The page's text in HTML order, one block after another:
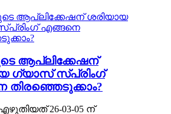
ആപ്ലിക്കേഷന്
ഗ്യാസ് സ്പ്രിംഗ്
തിരഞ്ഞെടുക്കാം?
26-03-05 ന്